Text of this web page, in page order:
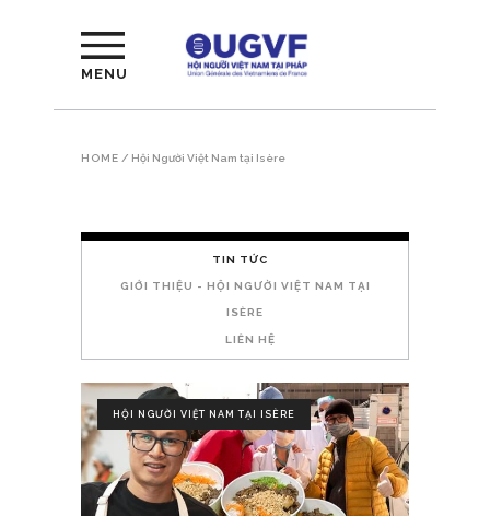
MENU
HOME / Hội Người Việt Nam tại Isère
TIN TỨC
GIỚI THIỆU - HỘI NGƯỜI VIỆT NAM TẠI
ISÈRE
LIÊN HỆ
HỘI NGƯỜI VIỆT NAM TẠI ISÈRE